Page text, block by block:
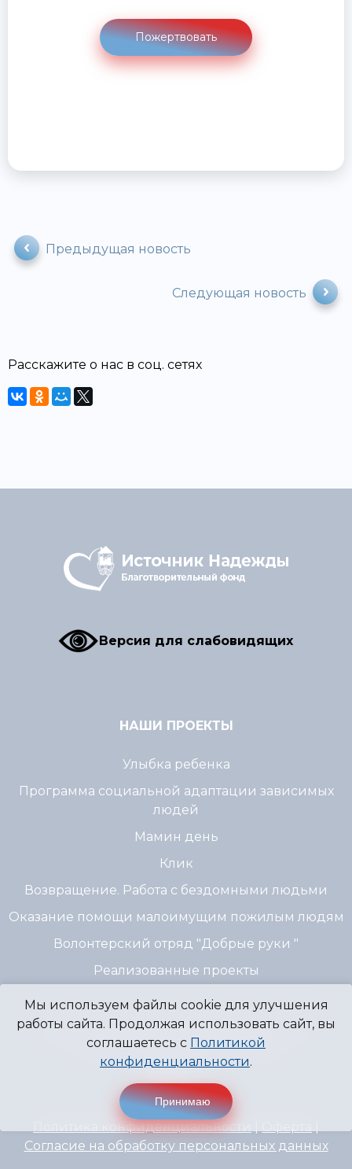
Пожертвовать
Предыдущая новость
Следующая новость
Расскажите о нас в соц. сетях
Версия для слабовидящих
НАШИ ПРОЕКТЫ
Улыбка ребенка
Программа социальной адаптации зависимых
людей
Мамин день
Клик
Возвращение. Работа с бездомными людьми
Оказание помощи малоимущим пожилым людям
Волонтерский отряд "Добрые руки "
Реализованные проекты
© 2007 - 2026 Благотворительный Фонд
"Источник Надежды" г. Пермь
Политика конфиденциальности
Согласие на обработку персональных данных
Мы используем файлы cookie для улучшения
работы сайта. Продолжая использовать сайт, вы
соглашаетесь с Политикой
конфиденциальности.
Принимаю